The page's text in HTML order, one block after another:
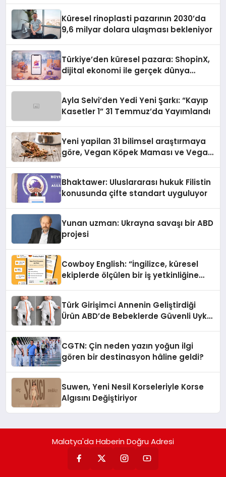
Küresel rinoplasti pazarının 2030’da
9,6 milyar dolara ulaşması bekleniyor
Türkiye’den küresel pazara: ShopinX,
dijital ekonomi ile gerçek dünya
Ayla Selvi’den Yedi Yeni Şarkı: “Kayıp
Kasetler 1” 31 Temmuz’da Yayımlandı
Yeni yapilan 31 bilimsel araştırmaya
göre, Vegan Köpek Maması ve Vegan
Bhaktawer: Uluslararası hukuk Filistin
konusunda çifte standart uyguluyor
Yunan uzman: Ukrayna savaşı bir ABD
projesi
Cowboy English: “İngilizce, küresel
ekiplerde ölçülen bir iş yetkinliğine
Türk Girişimci Annenin Geliştirdiği
Ürün ABD’de Bebeklerde Güvenli Uyku
CGTN: Çin neden yazın yoğun ilgi
gören bir destinasyon hâline geldi?
Suwen, Yeni Nesil Korseleriyle Korse
Algısını Değiştiriyor
Malatya'da Haberin Doğru Adresi